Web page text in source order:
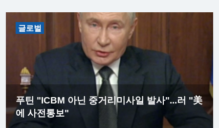
글로벌
푸틴 "ICBM 아닌 중거리미사일 발사"...러 "美
에 사전통보"